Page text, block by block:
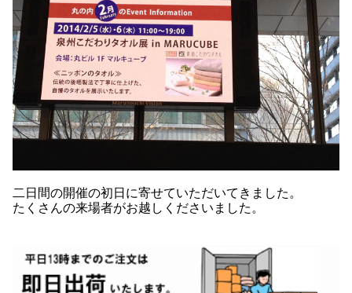
二日間の開催の初日に寄せていただいてきました。
たくさんの来場者がお越しくださいました。